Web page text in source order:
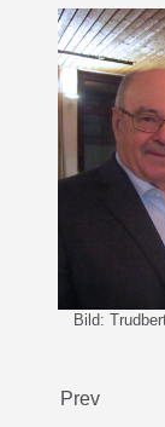
Bild:
Prev